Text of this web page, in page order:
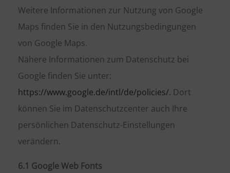
Weitere Informationen zur Nutzung von Google
Maps finden Sie in den Nutzungsbedingungen
von Google Maps.
Nähere Informationen zum Datenschutz bei
Google finden Sie unter:
https://www.google.de/intl/de/policies/. Dort
können Sie im Datenschutzcenter auch Ihre
persönlichen Datenschutz-Einstellungen
verändern.
6.1 Google Web Fonts